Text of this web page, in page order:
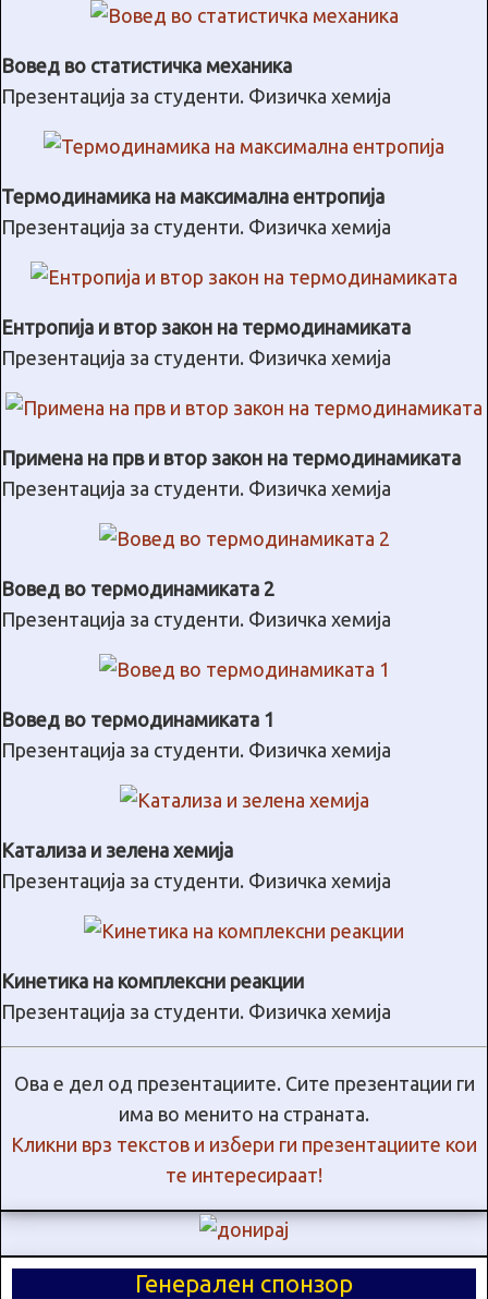
Вовед во статистичка механика
Презентација за студенти. Физичка хемија
Термодинамика на максимална ентропија
Презентација за студенти. Физичка хемија
Ентропија и втор закон на термодинамиката
Презентација за студенти. Физичка хемија
Примена на прв и втор закон на термодинамиката
Презентација за студенти. Физичка хемија
Вовед во термодинамиката 2
Презентација за студенти. Физичка хемија
Вовед во термодинамиката 1
Презентација за студенти. Физичка хемија
Катализа и зелена хемија
Презентација за студенти. Физичка хемија
Кинетика на комплексни реакции
Презентација за студенти. Физичка хемија
Ова е дел од презентациите. Сите презентации ги
има во менито на страната.
Кликни врз текстов и избери ги презентациите кои
те интересираат!
Генерален спонзор